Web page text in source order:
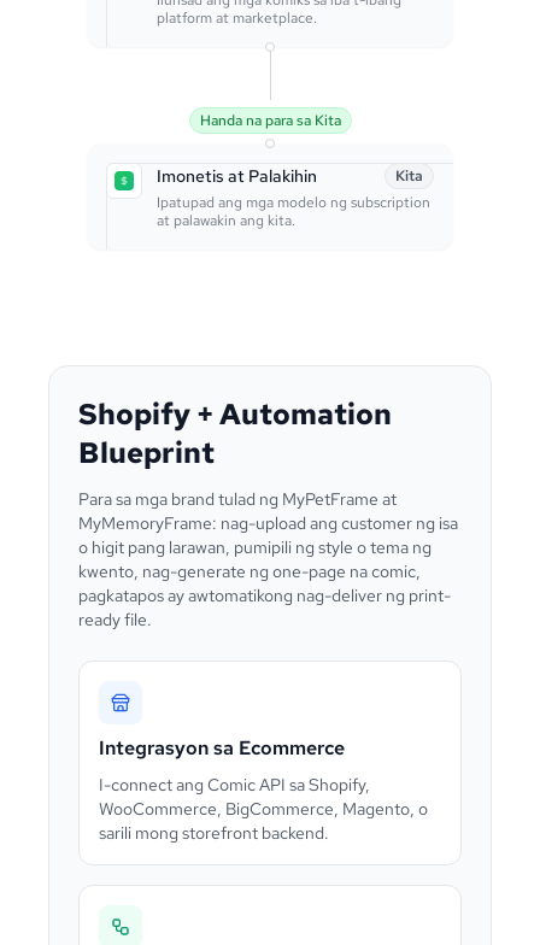
platform at marketplace.
Handa na para sa Kita
Imonetis at Palakihin
Kita
Ipatupad ang mga modelo ng subscription
at palawakin ang kita.
Shopify + Automation
Blueprint
Para sa mga brand tulad ng MyPetFrame at
MyMemoryFrame: nag-upload ang customer ng isa
o higit pang larawan, pumipili ng style o tema ng
kwento, nag-generate ng one-page na comic,
pagkatapos ay awtomatikong nag-deliver ng print-
ready file.
Integrasyon sa Ecommerce
I-connect ang Comic API sa Shopify,
WooCommerce, BigCommerce, Magento, o
sarili mong storefront backend.